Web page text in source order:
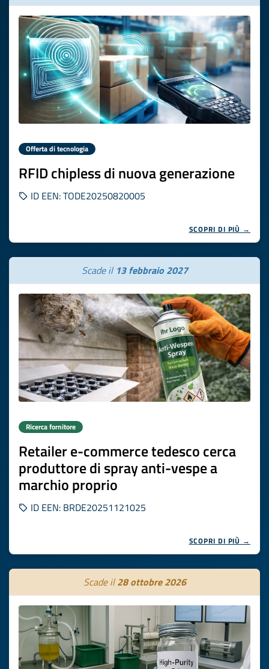
Offerta di tecnologia
RFID chipless di nuova generazione
ID EEN: TODE20250820005
SCOPRI DI PIÙ →
Scade il 13 febbraio 2027
Ricerca fornitore
Retailer e-commerce tedesco cerca
produttore di spray anti-vespe a
marchio proprio
ID EEN: BRDE20251121025
SCOPRI DI PIÙ →
Scade il28 ottobre 2026